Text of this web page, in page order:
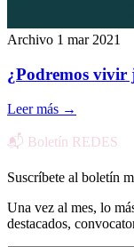
Archivo 1 mar 2021
¿Podremos vivir
Leer más →
📬 Boletín REDES
Suscríbete al boletín
Una vez al mes, lo
destacados,